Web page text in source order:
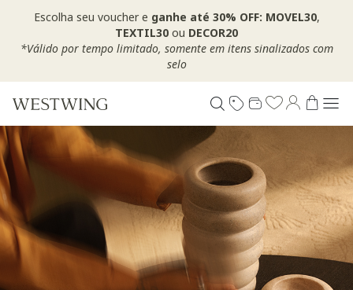
Escolha seu voucher e ganhe até 30% OFF: MOVEL30,
TEXTIL30 ou DECOR20
*Válido por tempo limitado, somente em itens sinalizados com
selo